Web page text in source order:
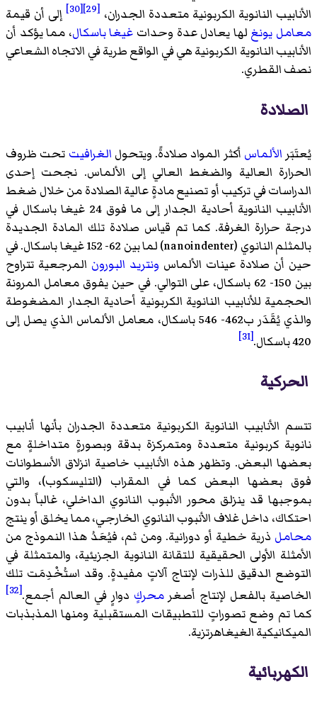
الأنابيب النانوية الكربونية متعددة الجدران، [29]
[30]
إلى أن قيمة
معامل يونغ لها يعادل عدة وحدات غيغا باسكال، مما يؤكد أن
الأنابيب النانوية الكربونية هي في الواقع طرية في الاتجاه الشعاعي
نصف القطري.
الصلادة
يُعتَبَر الألماس أكثر المواد صلادةً. ويتحول الغرافيت تحت ظروف
الحرارة العالية والضغط العالي إلى الألماس. نجحت إحدى
الدراسات في تركيب أو تصنيع مادةٍ عالية الصلادة من خلال ضغط
الأنابيب النانوية أحادية الجدار إلى ما فوق 24 غيغا باسكال في
درجة حرارة الغرفة. كما تم قياس صلادة تلك المادة الجديدة
بالمثلم النانوي (
nanoindenter
)‏ لما بين 62- 152 غيغا باسكال. في
حين أن صلادة عينات الألماس ونتريد البورون المرجعية تتراوح
بين 150- 62 باسكال، على التوالي. في حين يفوق
معامل المرونة
الحجمية للأنابيب النانوية الكربونية أحادية الجدار المضغوطة
والذي يُقَدَر ب462- 546 باسكال، معامل الألماس الذي يصل إلى
420 باسكال.
[31]
الحركية
تتسم الأنابيب النانوية الكربونية متعددة الجدران بأنها أنابيب
نانوية كربونية متعددة ومتمركزة بدقة وبصورةٍ متداخلةٍ مع
بعضها البعض. وتظهر هذه الأنابيب خاصية انزلاق الأسطوانات
فوق بعضها البعض كما في المقراب (التليسكوب)، والتي
بموجبها قد ينزلق محور الأنبوب النانوي الداخلي، غالباً بدون
احتكاك، داخل غلاف الأنبوب النانوي الخارجي، مما يخلق أو ينتج
محامل ذرية خطية أو دورانية. ومن ثم، فيُعَدُ هذا النموذج من
الأمثلة الأولى الحقيقية للتقانة النانوية الجزيئية، والمتمثلة في
التوضع الدقيق للذرات لإنتاج آلاتٍ مفيدةٍ. وقد استُخْدِمَت تلك
الخاصية بالفعل لإنتاج أصغرمحركٍ دوارٍ في العالم أجمع.[32]
كما تم وضع تصوراتٍ للتطبيقات المستقبلية ومنها المذبذبات
الميكانيكية الغيغاهرتزية.
الكهربائية